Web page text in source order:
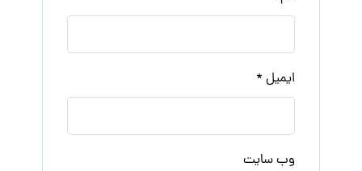
ایمیل *
وب‌ سایت